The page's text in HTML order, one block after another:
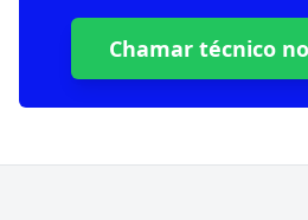
Chamar técnico